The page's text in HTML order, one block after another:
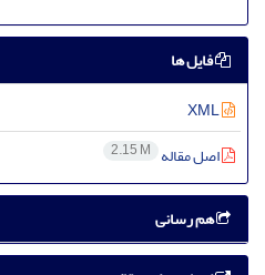
فایل ها
اصل مقاله 2.15 M
هم رسانی